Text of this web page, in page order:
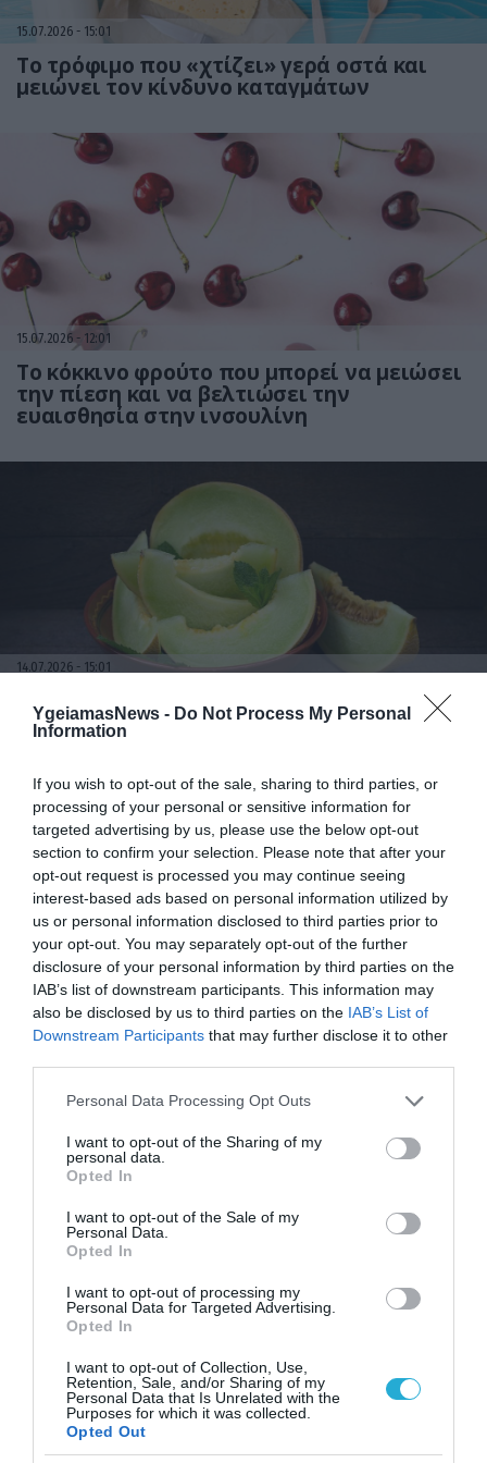
YgeiamasNews - Do Not Process My Personal
Information
If you wish to opt-out of the sale, sharing to third parties, or
processing of your personal or sensitive information for
targeted advertising by us, please use the below opt-out
section to confirm your selection. Please note that after your
opt-out request is processed you may continue seeing
interest-based ads based on personal information utilized by
us or personal information disclosed to third parties prior to
your opt-out. You may separately opt-out of the further
disclosure of your personal information by third parties on the
IAB’s list of downstream participants. This information may
also be disclosed by us to third parties on the IAB’s List of
Downstream Participants that may further disclose it to other
Please note that this website/app uses one or more Google
not limited to your visit or usage behaviour. You may click to
grant or deny consent to Google and its third-party tags to
use your data for below specified purposes in below Google
consent section.
Personal Data Processing Opt Outs
I want to opt-out of the Sharing of my
personal data.
Opted In
I want to opt-out of the Sale of my
Personal Data.
Opted In
I want to opt-out of processing my
Personal Data for Targeted Advertising.
Opted In
I want to opt-out of Collection, Use,
Retention, Sale, and/or Sharing of my
Personal Data that Is Unrelated with the
Purposes for which it was collected.
Opted Out
15.07.2026 15:01
Το τρόφιμο που «χτίζει» γερά οστά και
μειώνει τον κίνδυνο καταγμάτων
15.07.2026 12:01
Το κόκκινο φρούτο που μπορεί να μειώσει
την πίεση και να βελτιώσει την
ευαισθησία στην ινσουλίνη
14.07.2026 15:01
Το καλοκαιρινό φρούτο που μπορεί να
κρύβει κίνδυνο δηλητηρίασης: Το λάθος
που κάνουν όλοι πριν το φάνε
14.07.2026 12:01
Βραστά αυγά: Γιατί παραμένουν
δημοφιλής επιλογή στη διατροφή – Τα
οφέλη τους
14.07.2026 00:01
Το γιαούρτι ή το τυρί cottage βοηθά
περισσότερο στην απώλεια βάρους; – Τι
προτείνουν οι ειδικοί